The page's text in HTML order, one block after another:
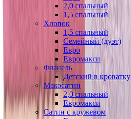
2,0 спальный
1,5 спальный
Хлопок
1,5 спальный
Семейный (дуэт)
Евро
Евромакси
Фланель
Детский в кроватку
Макосатин
2,0 спальный
Евромакси
Сатин с кружевом